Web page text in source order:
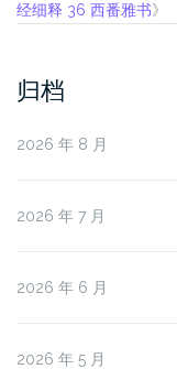
经细释 36 西番雅书》
归档
2026 年 8 月
2026 年 7 月
2026 年 6 月
2026 年 5 月